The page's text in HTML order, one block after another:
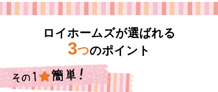
ロイホームズが選ばれる
3つのポイント